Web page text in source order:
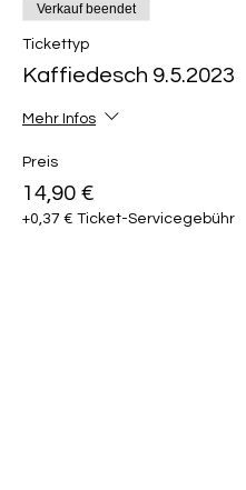
Verkauf beendet
Tickettyp
Kaffiedesch 9.5.2023
Mehr Infos
Preis
14,90 €
+0,37 € Ticket-Servicegebühr